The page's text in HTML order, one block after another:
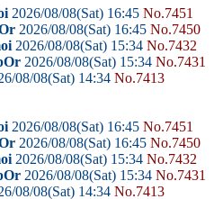
2026/08/08(Sat) 16:45 No.7451
2026/08/08(Sat) 16:45 No.7450
2026/08/08(Sat) 15:34 No.7432
2026/08/08(Sat) 15:34 No.7431
08/08(Sat) 14:34 No.7413
2026/08/08(Sat) 16:45 No.7451
2026/08/08(Sat) 16:45 No.7450
2026/08/08(Sat) 15:34 No.7432
2026/08/08(Sat) 15:34 No.7431
08/08(Sat) 14:34 No.7413